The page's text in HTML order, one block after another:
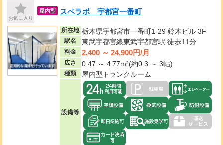
お気に入り
屋内型 スペラボ 宇都宮一番町
所在地 栃木県宇都宮市一番町1-29 鈴木ビル 3F
駅名 東武宇都宮線東武宇都宮駅 徒歩11分
料金 2,400 ～ 24,900円/月
広さ 0.47 ～ 4.77m²(約0.3 ～ 3帖)
種類 屋内型トランクルーム
設備等